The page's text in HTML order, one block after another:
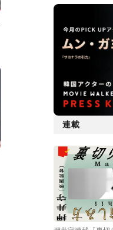
連載